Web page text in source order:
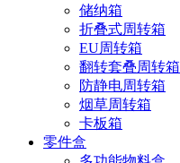
储纳箱
折叠式周转箱
EU周转箱
翻转套叠周转箱
防静电周转箱
烟草周转箱
卡板箱
零件盒